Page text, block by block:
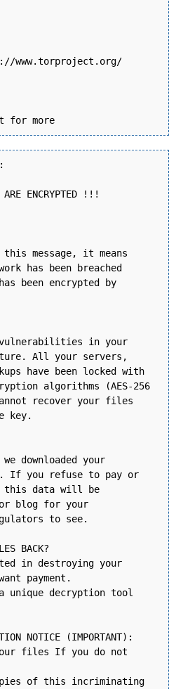
www.torproject.org/
for more
ENCRYPTED !!!
message, it means
has been breached
been encrypted by
vulnerabilities in your
All your servers,
have been locked with
algorithms (AES-256
recover your files
key.
downloaded your
If you refuse to pay or
this data will be
blog for your
to see.
BACK?
in destroying your
payment.
unique decryption tool
NOTICE (IMPORTANT):
your files If you do not
of this incriminating